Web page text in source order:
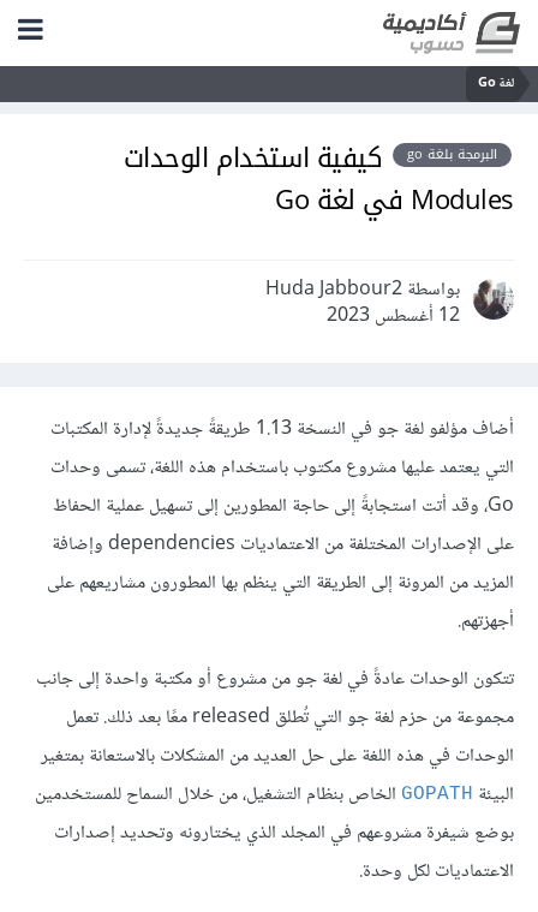
لغة Go
البرمجة بلغة go
كيفية استخدام الوحدات
Modules في لغة Go
بواسطة Huda Jabbour2
12 أغسطس 2023
أضاف مؤلفو لغة جو في النسخة 1.13 طريقةً جديدةً لإدارة المكتبات
التي يعتمد عليها مشروع مكتوب باستخدام هذه اللغة، تسمى وحدات
Go، وقد أتت استجابةً إلى حاجة المطورين إلى تسهيل عملية الحفاظ
على الإصدارات المختلفة من الاعتماديات dependencies وإضافة
المزيد من المرونة إلى الطريقة التي ينظم بها المطورون مشاريعهم على
أجهزتهم.
تتكون الوحدات عادةً في لغة جو من مشروع أو مكتبة واحدة إلى جانب
مجموعة من حزم لغة جو التي تُطلق released معًا بعد ذلك. تعمل
الوحدات في هذه اللغة على حل العديد من المشكلات بالاستعانة بمتغير
البيئة GOPATH الخاص بنظام التشغيل، من خلال السماح للمستخدمين
بوضع شيفرة مشروعهم في المجلد الذي يختارونه وتحديد إصدارات
الاعتماديات لكل وحدة.